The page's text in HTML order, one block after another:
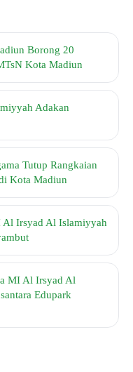
Borong 20
Kota Madiun
Adakan
Tutup Rangkaian
Kota Madiun
Irsyad Al Islamiyyah
MI Al Irsyad Al
Edupark